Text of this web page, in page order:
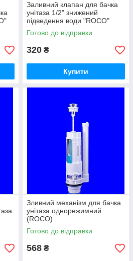
Заливний клапан для бачка
унітаза 1/2" знижений
підведення води "ROCO"
Готово до відправки
320 ₴
Купити
Зливний механізм для бачка
унітаза однорежимний
(ROCO)
Готово до відправки
568 ₴